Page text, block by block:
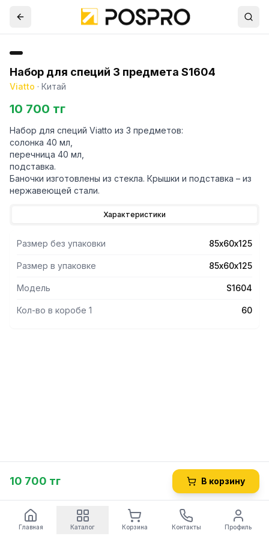
Набор для специй 3 предмета S1604
Viatto · Китай
10 700 тг
Набор для специй Viatto из 3 предметов:
солонка 40 мл,
перечница 40 мл,
подставка.
Баночки изготовлены из стекла. Крышки и подставка – из
нержавеющей стали.
Характеристики
Размер без упаковки 85х60х125
Размер в упаковке 85х60х125
Модель S1604
Кол-во в коробе 1 60
10 700 тг В корзину
Главная Каталог Корзина Контакты Профиль